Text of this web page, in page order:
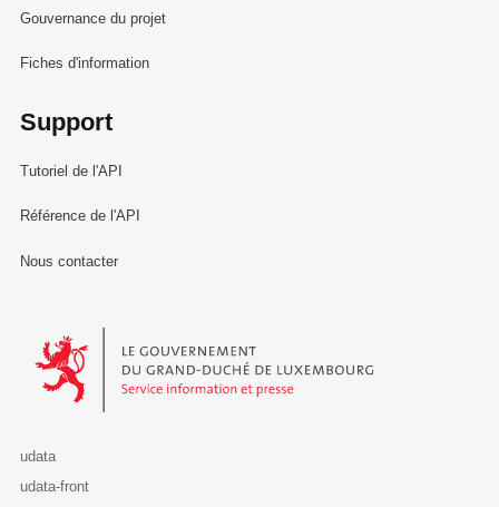
Gouvernance du projet
Fiches d'information
Support
Tutoriel de l'API
Référence de l'API
Nous contacter
Le Gouvernement du Grand-Duché de Luxembourg - Service
udata
udata-front